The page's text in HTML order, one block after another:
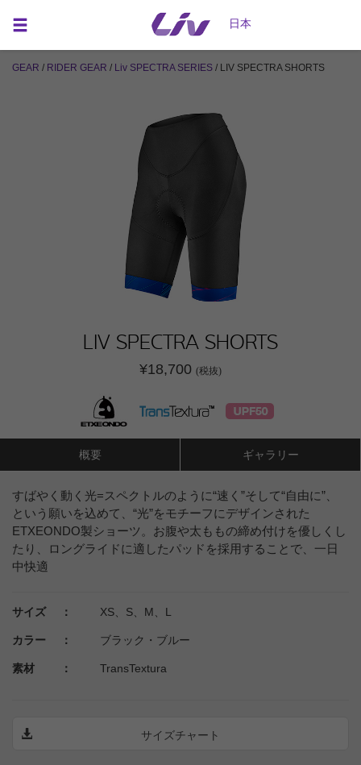
日本
GEAR / RIDER GEAR / Liv SPECTRA SERIES / LIV SPECTRA SHORTS
LIV SPECTRA SHORTS
¥18,700 (税抜)
概要 ギャラリー
すばやく動く光=スペクトルのように“速く”そして“自由に”、
という願いを込めて、“光”をモチーフにデザインされた
ETXEONDO製ショーツ。お腹や太ももの締め付けを優しくし
たり、ロングライドに適したパッドを採用することで、一日
中快適
サイズ ： XS、S、M、L
カラー ： ブラック・ブルー
素材 ： TransTextura
サイズチャート